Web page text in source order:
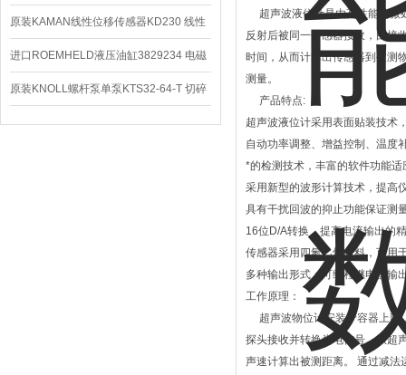
K21R80G4马达
原装KAMAN线性位移传感器KD230 线性
编码器
进口ROEMHELD液压油缸3829234 电磁
阀定位器
原装KNOLL螺杆泵单泵KTS32-64-T 切碎
排屑机
超声波液位计是由高性能的微
反射后被同一传感器接收，由接
时间，从而计算出传感器到被测
测量。
产品特点:
超声波液位计采用表面贴装技术
自动功率调整、增益控制、温度
*的检测技术，丰富的软件功能
采用新型的波形计算技术，提高
具有干扰回波的抑止功能保证测
16位D/A转换，提高电流输出的
传感器采用四氟乙烯材料，可用
多种输出形式：可编程继电器输
工作原理：
超声波物位计安装于容器上部
探头接收并转换为电信号。从超
声速计算出被测距离。 通过减